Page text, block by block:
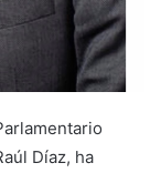
Díaz, ha